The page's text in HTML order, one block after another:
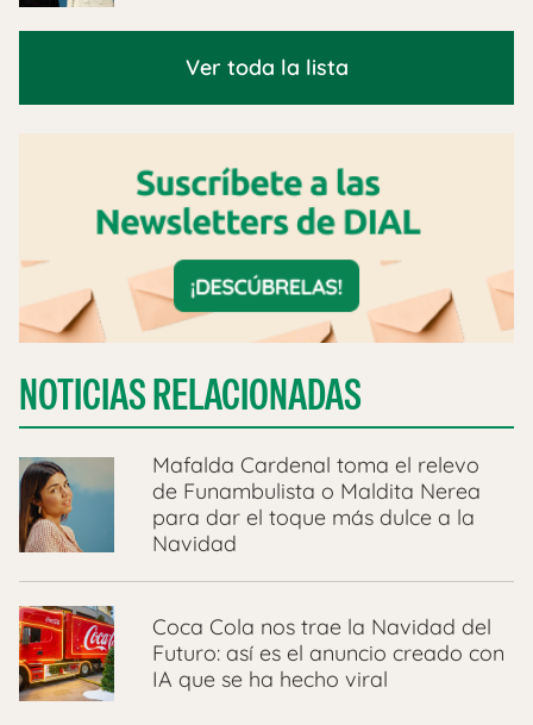
Ver toda la lista
NOTICIAS RELACIONADAS
Mafalda Cardenal toma el relevo
de Funambulista o Maldita Nerea
para dar el toque más dulce a la
Navidad
Coca Cola nos trae la Navidad del
Futuro: así es el anuncio creado con
IA que se ha hecho viral